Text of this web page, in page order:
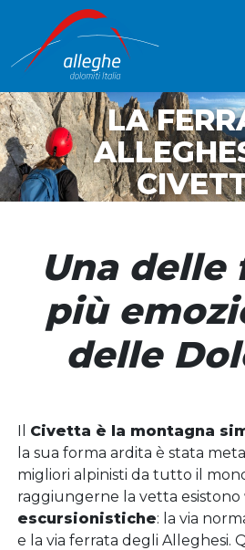
LA
Una delle
più
delle
Il Civetta è la montagna
la sua forma ardita è stata
migliori alpinisti da tutto il
raggiungerne la vetta esistono
escursionistiche: la via
e la via ferrata degli Alleghesi.